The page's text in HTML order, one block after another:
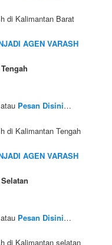
di Kalimantan Barat
AGEN VARASH
Pesan Disini…
di Kalimantan Tengah
AGEN VARASH
Pesan Disini…
di Kalimantan selatan